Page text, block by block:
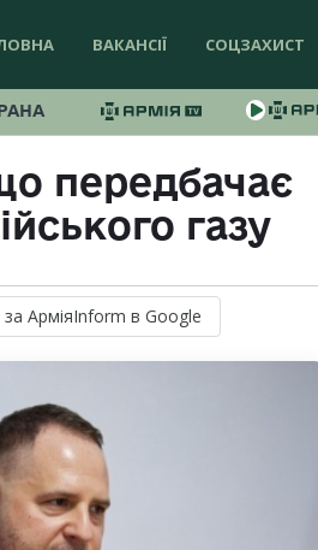
ВАКАНСІЇ СОЦЗАХИСТ
передбачає
газу
за АрміяInform в Google